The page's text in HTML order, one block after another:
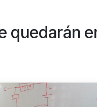
quedarán